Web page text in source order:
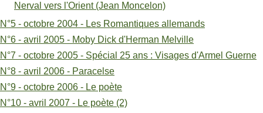
Nerval vers l'Orient (Jean Moncelon)
N°5 - octobre 2004 - Les Romantiques allemands
N°6 - avril 2005 - Moby Dick d'Herman Melville
N°7 - octobre 2005 - Spécial 25 ans : Visages d'Armel Guerne
N°8 - avril 2006 - Paracelse
N°9 - octobre 2006 - Le poète
N°10 - avril 2007 - Le poète (2)